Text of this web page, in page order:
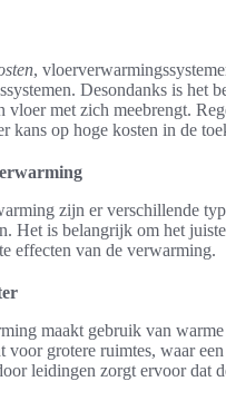
,
Desondanks is het
vloer met zich meebrengt.
kans op hoge kosten in de
zijn er verschillende
Het is belangrijk om het
effecten van de verwarming.
maakt gebruik van
voor grotere ruimtes, waar
leidingen zorgt ervoor dat